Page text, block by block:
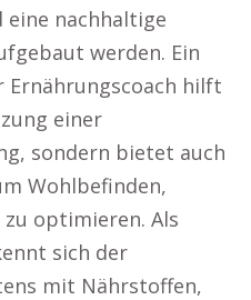
nachhaltige
werden. Ein
Ernährungscoach hilft
einer
sondern bietet auch
Wohlbefinden,
optimieren. Als
sich der
mit Nährstoffen,